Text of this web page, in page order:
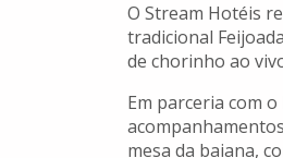
O Stream Hotéis
tradicional
de chorinho ao
Em parceria com
mesa da baiana,